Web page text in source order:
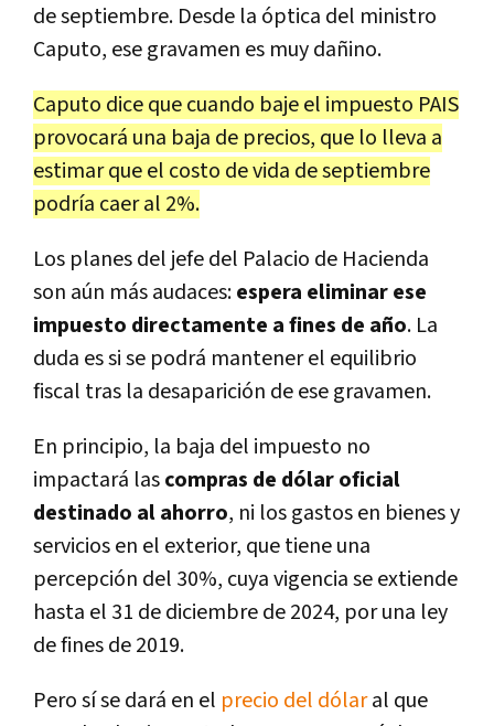
de septiembre. Desde la óptica del ministro
Caputo, ese gravamen es muy dañino.
Caputo dice que cuando baje el impuesto PAIS
provocará una baja de precios, que lo lleva a
estimar que el costo de vida de septiembre
podría caer al 2%.
Los planes del jefe del Palacio de Hacienda
son aún más audaces:espera eliminar ese
impuesto directamente a fines de año. La
duda es si se podrá mantener el equilibrio
fiscal tras la desaparición de ese gravamen.
En principio, la baja del impuesto no
impactará lascompras de dólar oficial
destinado al ahorro, ni los gastos en bienes y
servicios en el exterior, que tiene una
percepción del 30%, cuya vigencia se extiende
hasta el 31 de diciembre de 2024, por una ley
de fines de 2019.
Pero sí se dará en el precio del dólaral que